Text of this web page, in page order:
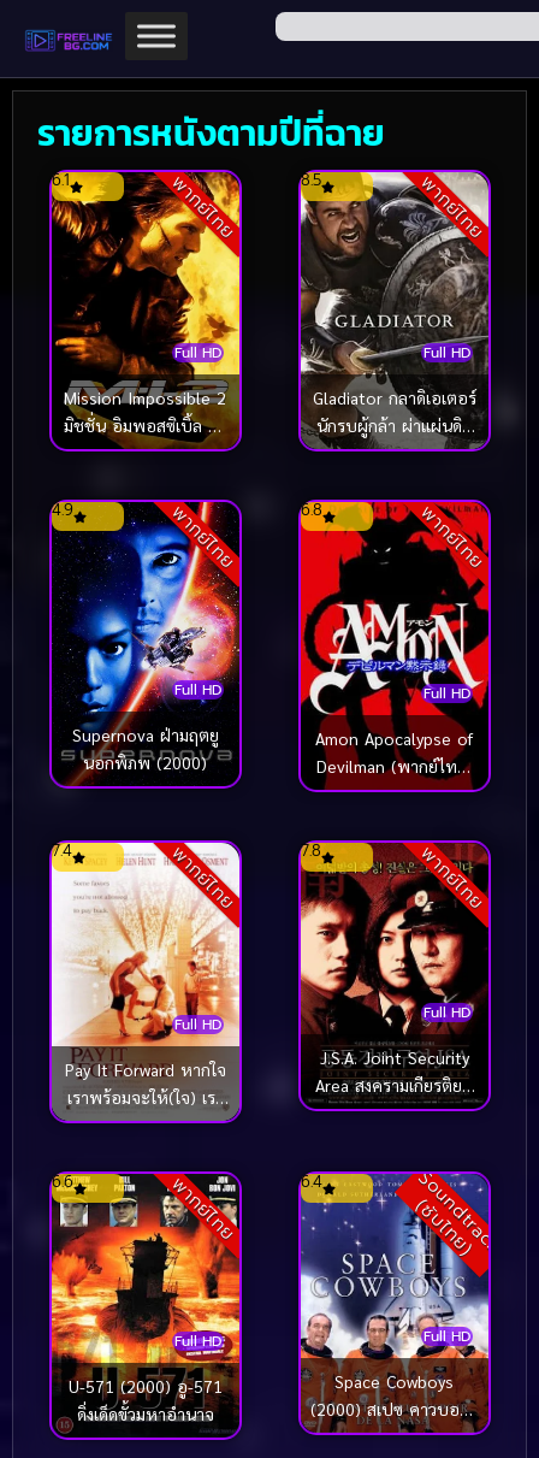
รายการหนังตามปีที่ฉาย
พากย์ไทย
Full HD
6.1
Mission Impossible 2
มิชชั่น อิมพอสซิเบิ้ล ฝ่า
ปฏิบัติการสะท้านโลก 2
พากย์ไทย
Full HD
8.5
Gladiator กลาดิเอเตอร์
นักรบผู้กล้า ผ่าแผ่นดิน
ทรราช (2000)
พากย์ไทย
Full HD
4.9
Supernova ฝ่ามฤตยู
นอกพิภพ (2000)
พากย์ไทย
Full HD
6.8
Amon Apocalypse of
Devilman (พากย์ไทย)
(2000)
พากย์ไทย
Full HD
7.4
Pay It Forward หากใจ
เราพร้อมจะให้(ใจ) เรา
จะได้มากกว่าหนึ่ง
พากย์ไทย
Full HD
7.8
J.S.A. Joint Security
Area สงครามเกียรติยศ
มิตรภาพเหนือพรมแดน
พากย์ไทย
Full HD
6.6
U-571 (2000) อู-571
ดิ่งเด็ดขั้วมหาอำนาจ
S
o
u
n
d
t
r
a
c
k
(
ซั
บ
ไ
ท
ย
)
Full HD
6.4
Space Cowboys
(2000) สเปซ คาวบอยส์
ผนึกพลังระห่ำกู้โลก [ซับ